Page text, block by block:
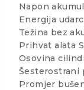
Napon
Energija
Težina bez
Prihvat alata
Osovina
Šesterostrani
Promjer